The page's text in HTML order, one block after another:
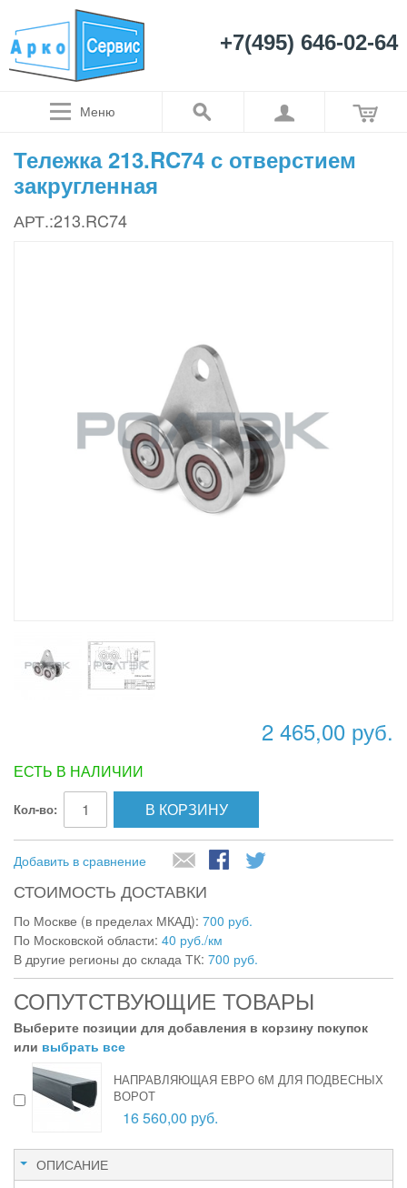
+7(495) 646-02-64
Меню
Тележка 213.RC74 с отверстием
закругленная
АРТ.:213.RC74
2 465,00 руб.
ЕСТЬ В НАЛИЧИИ
Кол-во: В КОРЗИНУ
Добавить в сравнение
СТОИМОСТЬ ДОСТАВКИ
По Москве (в пределах МКАД): 700 руб.
По Московской области: 40 руб./км
В другие регионы до склада ТК: 700 руб.
СОПУТСТВУЮЩИЕ ТОВАРЫ
Выберите позиции для добавления в корзину покупок
или выбрать все
НАПРАВЛЯЮЩАЯ ЕВРО 6М ДЛЯ ПОДВЕСНЫХ
ВОРОТ
16 560,00 руб.
ОПИСАНИЕ